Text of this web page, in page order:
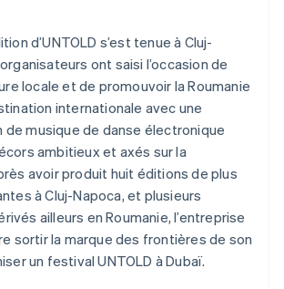
d’UNTOLD s’est tenue à Cluj-
ont saisi l’occasion de
locale et de promouvoir la Roumanie
internationale avec une
de musique de danse électronique
ambitieux et axés sur la
avoir produit huit éditions de plus
à Cluj-Napoca, et plusieurs
ailleurs en Roumanie, l’entreprise
sortir la marque des frontières de son
un festival UNTOLD à Dubaï.